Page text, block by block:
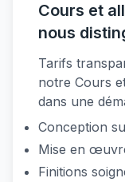
Cours et
nous
Tarifs
notre Cours
dans une
Conception
Mise en
Finitions